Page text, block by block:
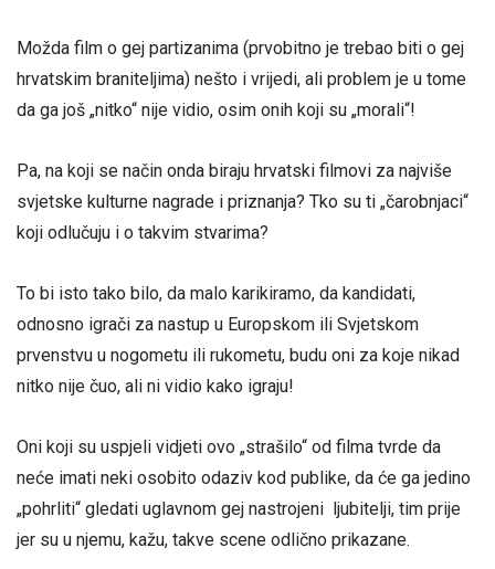
Možda film o gej partizanima (prvobitno je trebao biti o gej
hrvatskim braniteljima) nešto i vrijedi, ali problem je u tome
da ga još „nitko“ nije vidio, osim onih koji su „morali“!
Pa, na koji se način onda biraju hrvatski filmovi za najviše
svjetske kulturne nagrade i priznanja? Tko su ti „čarobnjaci“
koji odlučuju i o takvim stvarima?
To bi isto tako bilo, da malo karikiramo, da kandidati,
odnosno igrači za nastup u Europskom ili Svjetskom
prvenstvu u nogometu ili rukometu, budu oni za koje nikad
nitko nije čuo, ali ni vidio kako igraju!
Oni koji su uspjeli vidjeti ovo „strašilo“ od filma tvrde da
neće imati neki osobito odaziv kod publike, da će ga jedino
„pohrliti“ gledati uglavnom gej nastrojeni ljubitelji, tim prije
jer su u njemu, kažu, takve scene odlično prikazane.